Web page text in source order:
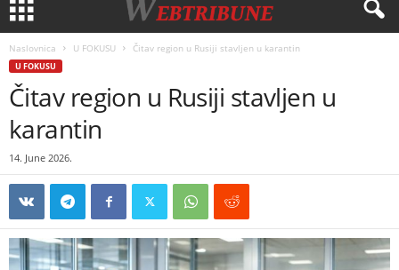
Naslovnica U FOKUSU Čitav region u Rusiji stavljen u karantin
U FOKUSU
Čitav region u Rusiji stavljen u
karantin
14. June 2026.